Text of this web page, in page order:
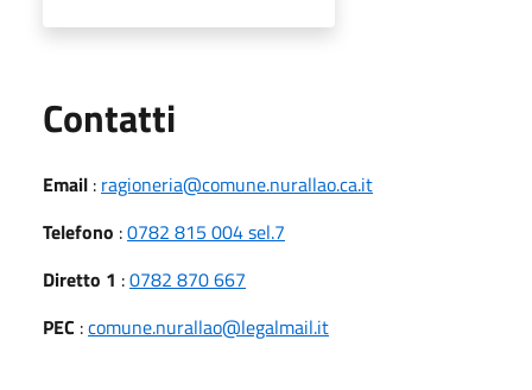
Contatti
Email : ragioneria@comune.nurallao.ca.it
Telefono :0782 815 004 sel.7
Diretto 1 :0782 870 667
PEC :comune.nurallao@legalmail.it